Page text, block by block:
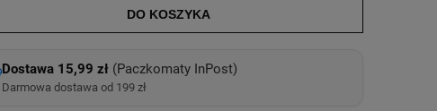
DO KOSZYKA
Dostawa 15,99 zł(Paczkomaty InPost)
Darmowa dostawa od 199 zł